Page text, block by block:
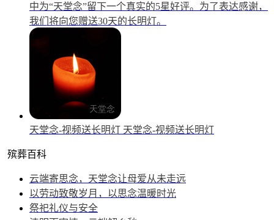
中为“天堂念”留下一个真实的5星好评。为了表达感谢，
我们将向您赠送30天的长明灯。
天堂念-视频送长明灯 天堂念-视频送长明灯
殡葬百科
云端寄思念，天堂念让母爱从未走远
以劳动致敬岁月，以思念温暖时光
祭祀礼仪与安全